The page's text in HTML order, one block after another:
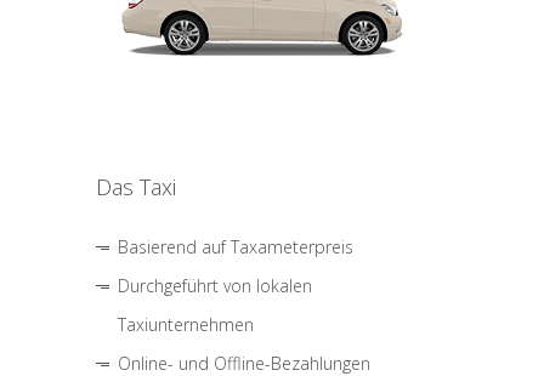
Das Taxi
Basierend auf Taxameterpreis
Durchgeführt von lokalen
Taxiunternehmen
Online- und Offline-Bezahlungen